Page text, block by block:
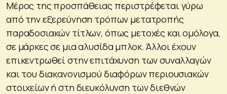
Μέρος της προσπάθειας περιστρέφεται γύρω
από την εξερεύνηση τρόπων μετατροπής
παραδοσιακών τίτλων, όπως μετοχές και ομόλογα,
σε μάρκες σε μια αλυσίδα μπλοκ. Άλλοι έχουν
επικεντρωθεί στην επιτάχυνση των συναλλαγών
και του διακανονισμού διαφόρων περιουσιακών
στοιχείων ή στη διευκόλυνση των διεθνών